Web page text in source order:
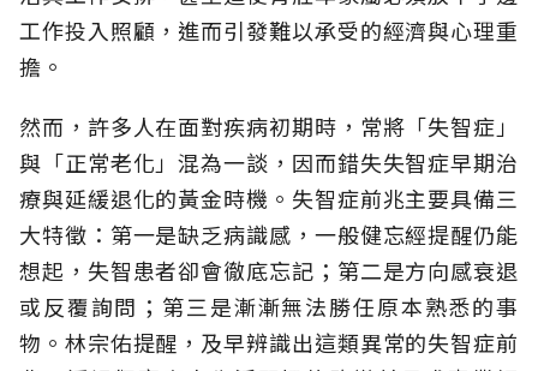
工作投入照顧，進而引發難以承受的經濟與心理重
擔。
然而，許多人在面對疾病初期時，常將「失智症」
與「正常老化」混為一談，因而錯失失智症早期治
療與延緩退化的黃金時機。失智症前兆主要具備三
大特徵：第一是缺乏病識感，一般健忘經提醒仍能
想起，失智患者卻會徹底忘記；第二是方向感衰退
或反覆詢問；第三是漸漸無法勝任原本熟悉的事
物。林宗佑提醒，及早辨識出這類異常的失智症前